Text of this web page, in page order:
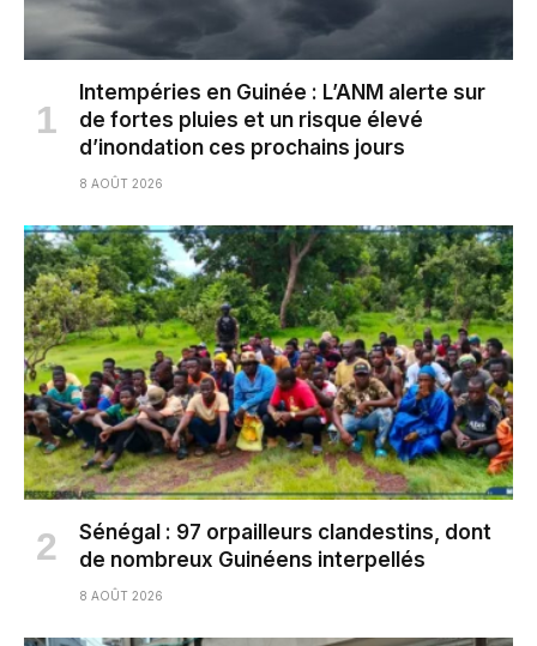
Intempéries en Guinée : L’ANM alerte sur
de fortes pluies et un risque élevé
d’inondation ces prochains jours
8 AOÛT 2026
Sénégal : 97 orpailleurs clandestins, dont
de nombreux Guinéens interpellés
8 AOÛT 2026